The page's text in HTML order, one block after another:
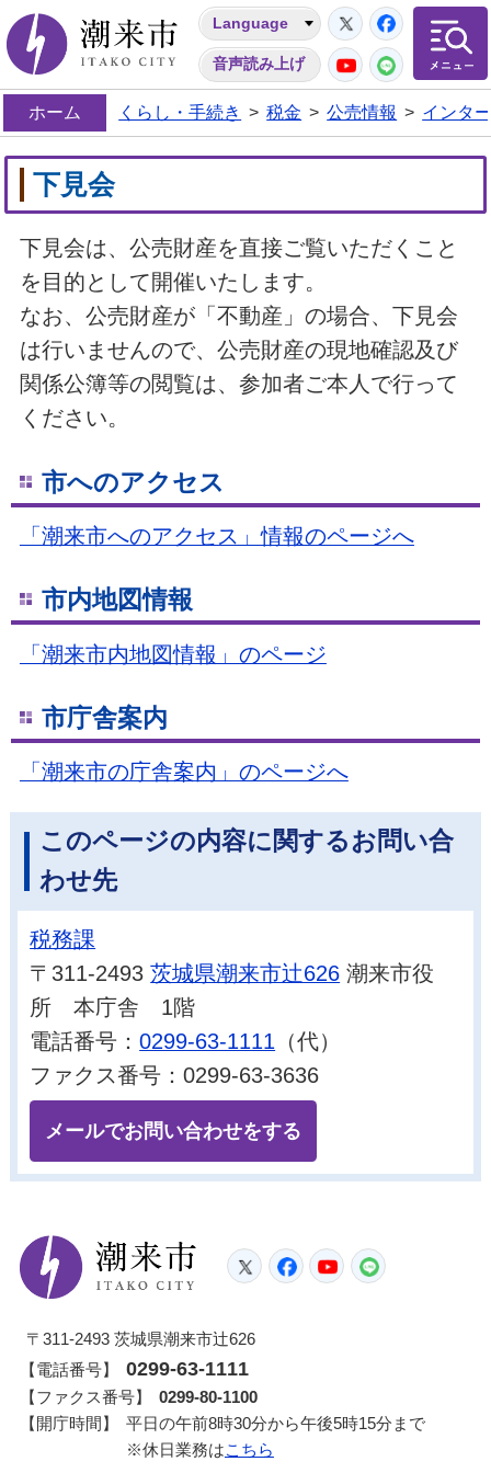
潮来市
Language
音声読み上げ
Twitter
YouTube
LINE
ホーム くらし・手続き > 税金 > 公売情報 > インタ
下見会
下見会は、公売財産を直接ご覧いただくこと
を目的として開催いたします。
なお、公売財産が「不動産」の場合、下見会
は行いませんので、公売財産の現地確認及び
関係公簿等の閲覧は、参加者ご本人で行って
ください。
市へのアクセス
「潮来市へのアクセス」情報のページへ
市内地図情報
「潮来市内地図情報」のページ
市庁舎案内
「潮来市の庁舎案内」のページへ
このページの内容に関するお問い合
わせ先
税務課
〒311-2493茨城県潮来市辻626 潮来市役
所 本庁舎 1階
電話番号：0299-63-1111 （代）
ファクス番号：0299-63-3636
メールでお問い合わせをする
潮来市
TwitterFacebook
YouTube
〒311-2493 茨城県潮来市辻626
【電話番号】
0299-63-1111
【ファクス番号】
0299-80-1100
【開庁時間】
平日の午前8時30分から午後5時15分まで
※休日業務はこちら